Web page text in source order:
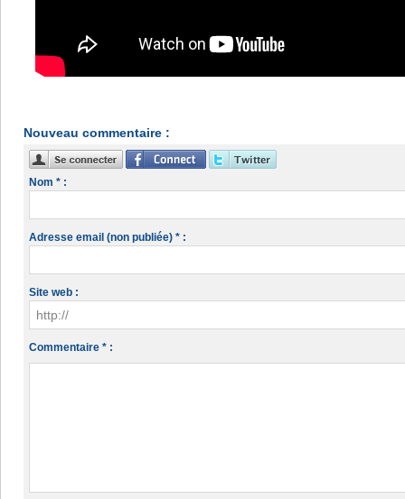
Nouveau commentaire :
Nom * :
Adresse email (non publiée) * :
Site web :
Commentaire * :